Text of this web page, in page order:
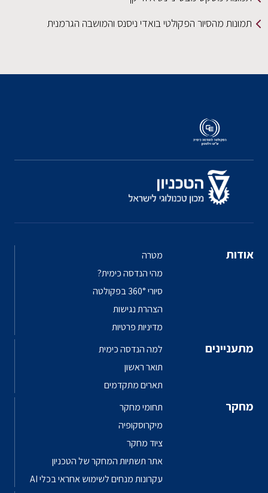
תמונות מהסיור הפקולטי בואדי ניסנס והמושבה הגרמנית
אודות
מטרה
מהי הנדסה כימית?
סיורי 360° בפקולטה
הצהרת נגישות
מדיניות פרטיות
מתעניינים
למה הנדסה כימית
תואר ראשון
תארים מתקדמים
מחקר
תחומי מחקר
מיקרוסקופיה
ציוד מחקר
אתר תשתיות המחקר של הטכניון
עקרונות מנחים לשימוש אחראי בכלי AI